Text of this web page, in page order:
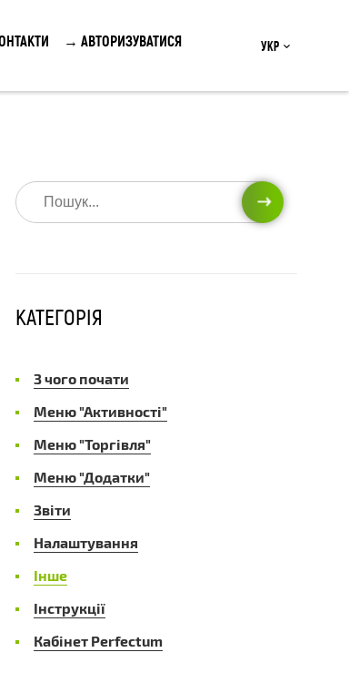
→ АВТОРИЗУВАТИСЯ Укр
ПОШУК
КАТЕГОРІЯ
З чого почати
Меню "Активності"
Меню "Торгівля"
Меню "Додатки"
Звіти
Налаштування
Інше
Інструкції
Кабінет Perfectum